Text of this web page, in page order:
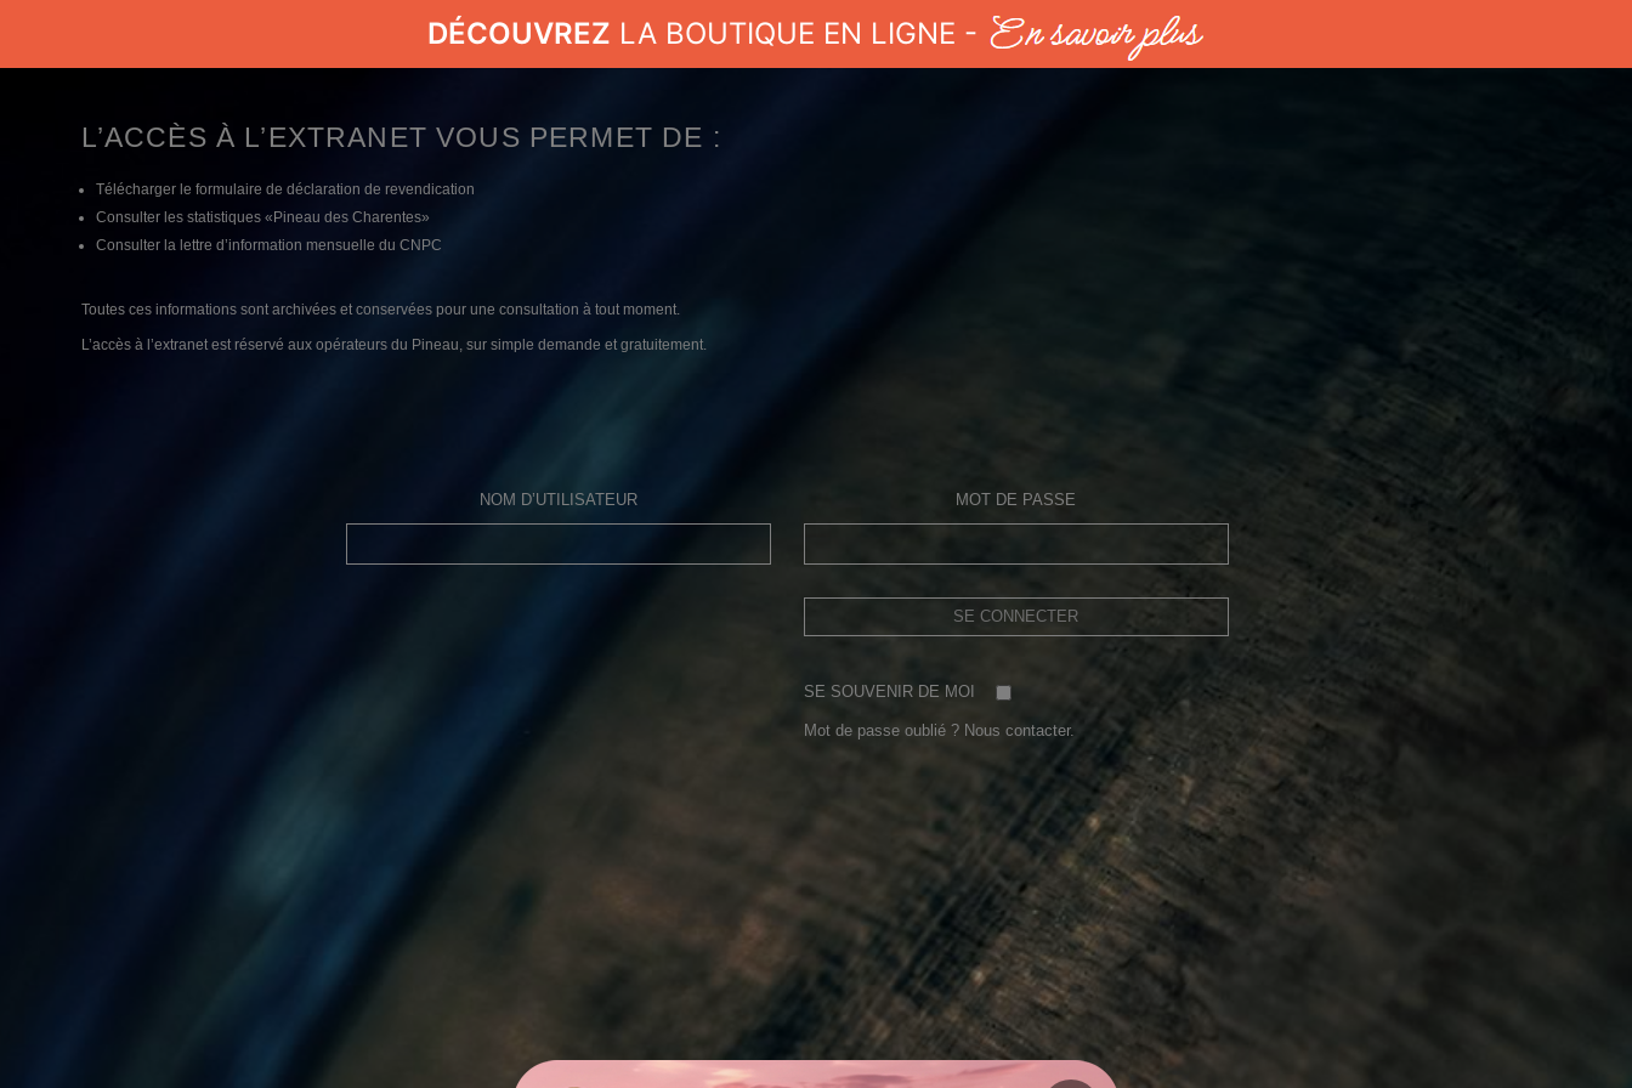
DÉCOUVREZ LA BOUTIQUE EN LIGNE -
L’ACCÈS À L’EXTRANET VOUS PERMET DE :
Télécharger le formulaire de déclaration de revendication
Consulter les statistiques «Pineau des Charentes»
Consulter la lettre d’information mensuelle du CNPC
Toutes ces informations sont archivées et conservées pour une consultation à tout moment.
L’accès à l’extranet est réservé aux opérateurs du Pineau, sur simple demande et gratuitement.
NOM D’UTILISATEUR MOT DE PASSE
SE CONNECTER
SE SOUVENIR DE MOI
Mot de passe oublié ? Nous contacter.